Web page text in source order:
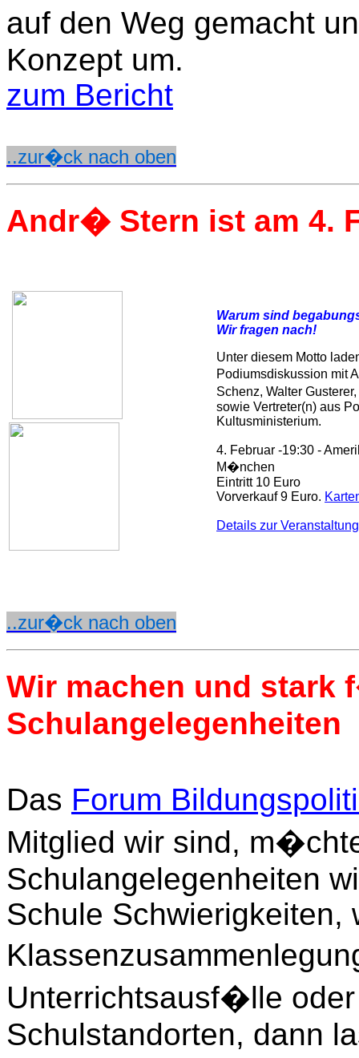
auf den Weg gemacht
Konzept um.
zum Bericht
..zur�ck nach oben
Andr� Stern ist am 4.
Warum sind
Wir fragen nach!
Unter diesem Motto
Podiumsdiskussion mit
Schenz, Walter
sowie Vertreter(n) aus
Kultusministerium.
4. Februar -19:30 -
M�nchen
Eintritt 10 Euro
Vorverkauf 9 Euro.
Details zur Veranstaltung
..zur�ck nach oben
Wir machen und stark
Schulangelegenheiten
Das Forum
Mitglied wir sind,
Schulangelegenheiten
Schule Schwierigkeiten,
Unterrichtsausf�lle
Schulstandorten, dann